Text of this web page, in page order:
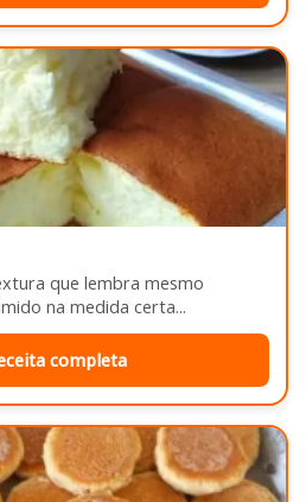
que lembra mesmo
na medida certa...
completa